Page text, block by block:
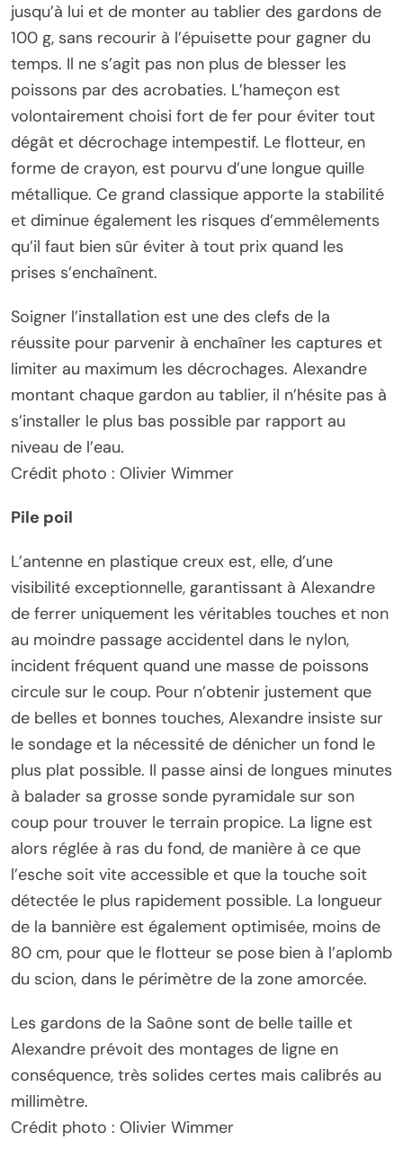
jusqu’à lui et de monter au tablier des gardons de
100 g, sans recourir à l’épuisette pour gagner du
temps. Il ne s’agit pas non plus de blesser les
poissons par des acrobaties. L’hameçon est
volontairement choisi fort de fer pour éviter tout
dégât et décrochage intempestif. Le flotteur, en
forme de crayon, est pourvu d’une longue quille
métallique. Ce grand classique apporte la stabilité
et diminue également les risques d’emmêlements
qu’il faut bien sûr éviter à tout prix quand les
prises s’enchaînent.
Soigner l’installation est une des clefs de la
réussite pour parvenir à enchaîner les captures et
limiter au maximum les décrochages. Alexandre
montant chaque gardon au tablier, il n’hésite pas à
s’installer le plus bas possible par rapport au
niveau de l’eau.
Crédit photo : Olivier Wimmer
Pile poil
L’antenne en plastique creux est, elle, d’une
visibilité exceptionnelle, garantissant à Alexandre
de ferrer uniquement les véritables touches et non
au moindre passage accidentel dans le nylon,
incident fréquent quand une masse de poissons
circule sur le coup. Pour n’obtenir justement que
de belles et bonnes touches, Alexandre insiste sur
le sondage et la nécessité de dénicher un fond le
plus plat possible. Il passe ainsi de longues minutes
à balader sa grosse sonde pyramidale sur son
coup pour trouver le terrain propice. La ligne est
alors réglée à ras du fond, de manière à ce que
l’esche soit vite accessible et que la touche soit
détectée le plus rapidement possible. La longueur
de la bannière est également optimisée, moins de
80 cm, pour que le flotteur se pose bien à l’aplomb
du scion, dans le périmètre de la zone amorcée.
Les gardons de la Saône sont de belle taille et
Alexandre prévoit des montages de ligne en
conséquence, très solides certes mais calibrés au
millimètre.
Crédit photo : Olivier Wimmer